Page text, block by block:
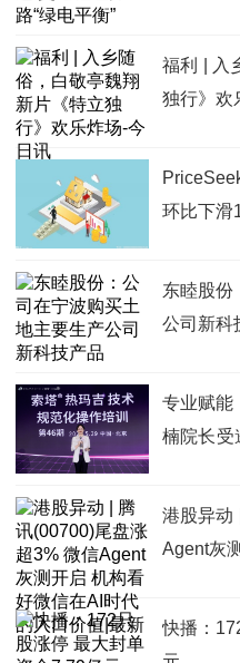
福利 | 入
独行》欢
环比下滑
东睦股份
公司新科
专业赋
楠院长受
港股异动
Agent灰
快播：